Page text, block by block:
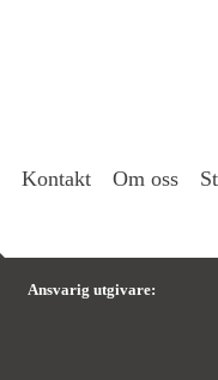
Kontakt Om oss
Ansvarig utgivare: